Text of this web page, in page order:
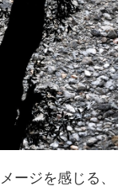
ージを感じる、